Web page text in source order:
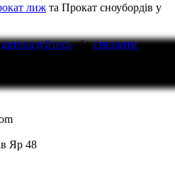
лиж та Прокат сноубордів у
авторизуйтесьабостворити
Яр 48